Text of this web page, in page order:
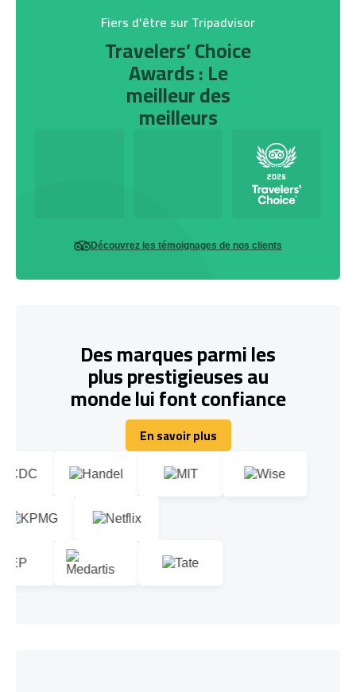
Fiers d'être sur Tripadvisor
Travelers’ Choice
Awards : Le
meilleur des
meilleurs
Découvrez les témoignages de nos clients
Des marques parmi les
plus prestigieuses au
monde lui font confiance
En savoir plus
En savoir plus